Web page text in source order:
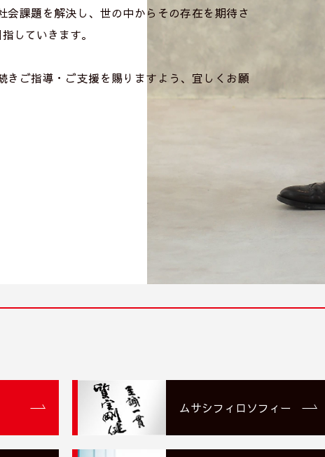
課題を解決し、世の中からその存在を期待さ
していきます。
きご指導・ご支援を賜りますよう、宜しくお願
ムサシフィロソフィー